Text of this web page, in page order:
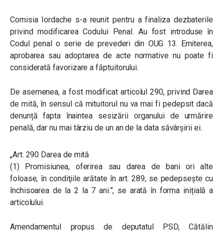
Comisia Iordache s-a reunit pentru a finaliza dezbaterile
privind modificarea Codului Penal. Au fost introduse în
Codul penal o serie de prevederi din OUG 13. Emiterea,
aprobarea sau adoptarea de acte normative nu poate fi
considerată favorizare a făptuitorului.
De asemenea, a fost modificat articolul 290, privind Darea
de mită, în sensul că mituitorul nu va mai fi pedepsit dacă
denunță fapta înaintea sesizării organului de urmărire
penală, dar nu mai târziu de un an de la data săvârșirii ei.
„Art. 290 Darea de mită
(1) Promisiunea, oferirea sau darea de bani ori alte
foloase, în condiţiile arătate în art. 289, se pedepseşte cu
închisoarea de la 2 la 7 ani.”, se arată în forma inițială a
articolului.
Amendamentul propus de deputatul PSD, Cătălin